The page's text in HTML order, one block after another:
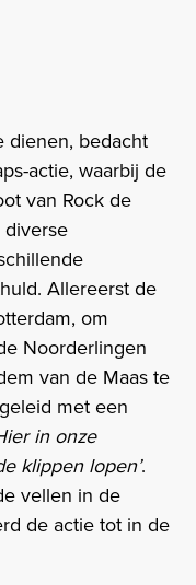
dienen, bedacht
actie, waarbij de
van Rock de
diverse
Allereerst de
om
Noorderlingen
van de Maas te
met een
in onze
klippen lopen’.
vellen in de
de actie tot in de